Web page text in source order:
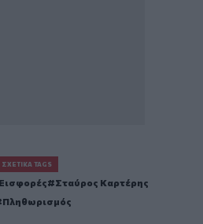
ΣΧΕΤΙΚΆ TAGS
Σταύρος Καρτέρης
Πληθωρισμός